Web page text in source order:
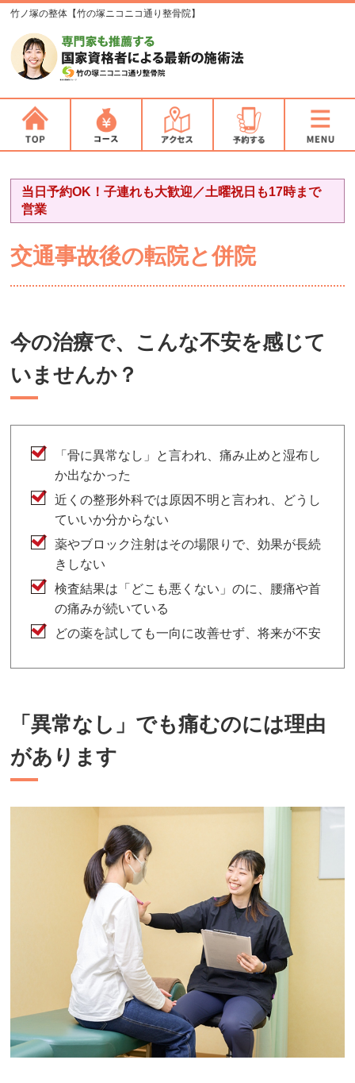
竹ノ塚の整体【竹の塚ニコニコ通り整骨院】
当日予約OK！子連れも大歓迎／土曜祝日も17時まで
営業
交通事故後の転院と併院
今の治療で、こんな不安を感じて
いませんか？
「骨に異常なし」と言われ、痛み止めと湿布し
か出なかった
近くの整形外科では原因不明と言われ、どうし
ていいか分からない
薬やブロック注射はその場限りで、効果が長続
きしない
検査結果は「どこも悪くない」のに、腰痛や首
の痛みが続いている
どの薬を試しても一向に改善せず、将来が不安
「異常なし」でも痛むのには理由
があります